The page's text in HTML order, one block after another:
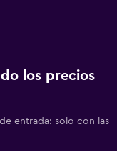
los precios
entrada: solo con las